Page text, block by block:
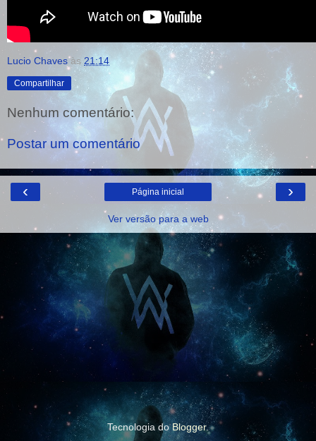
Lucio Chaves às 21:14
Compartilhar
Nenhum comentário:
Postar um comentário
‹ ›
Página inicial
Ver versão para a web
Tecnologia doBlogger.